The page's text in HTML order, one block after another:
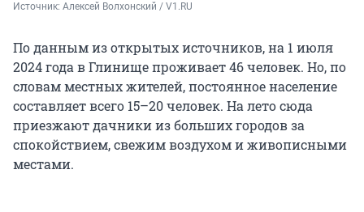
Источник: Алексей Волхонский / V1.RU
По данным из открытых источников, на 1 июля
2024 года в Глинище проживает 46 человек. Но, по
словам местных жителей, постоянное население
составляет всего 15–20 человек. На лето сюда
приезжают дачники из больших городов за
спокойствием, свежим воздухом и живописными
местами.